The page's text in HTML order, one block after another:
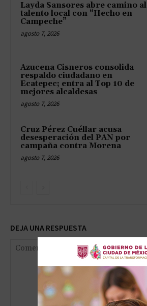
Layda Sansores abre camino al
talento local con “Hecho en
Campeche”
agosto 7, 2026
Azucena Cisneros consolida
respaldo ciudadano en
Ecatepec; entra al Top 10 de
mejores alcaldesas
agosto 7, 2026
Cruz Pérez Cuéllar acusa
desesperación del PAN por
campaña contra Morena
agosto 7, 2026
DEJA UNA RESPUESTA